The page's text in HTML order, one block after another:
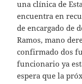
una clínica de
encuentra en
de encargado de
Ramos, mano
confirmado dos
funcionario ya
espera que la